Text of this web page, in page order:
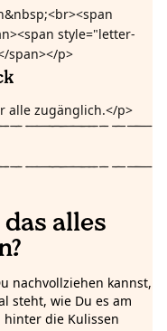
style="letter-
span></p>
alle zugänglich.</p>
alles
nachvollziehen kannst,
steht, wie Du es am
hinter die Kulissen